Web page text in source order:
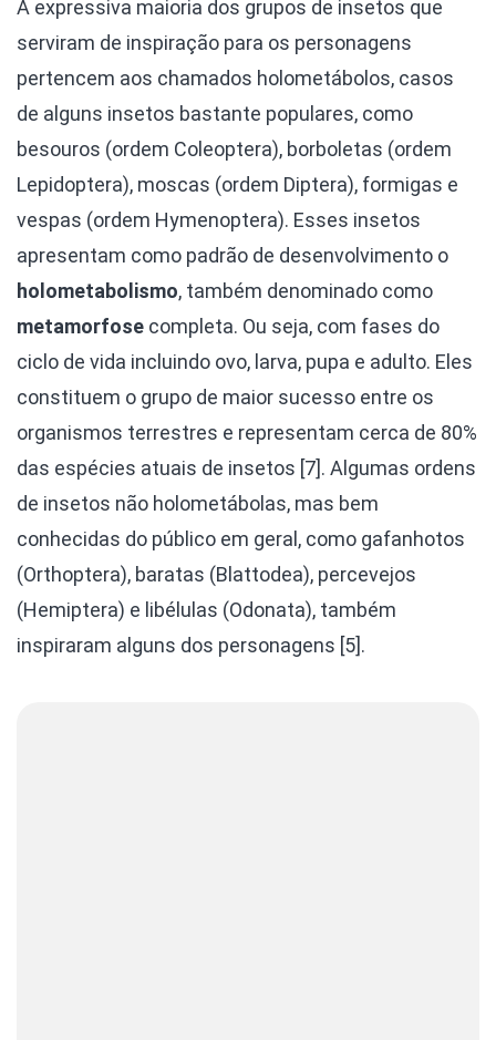
A expressiva maioria dos grupos de insetos que
serviram de inspiração para os personagens
pertencem aos chamados holometábolos, casos
de alguns insetos bastante populares, como
besouros (ordem Coleoptera), borboletas (ordem
Lepidoptera), moscas (ordem Diptera), formigas e
vespas (ordem Hymenoptera). Esses insetos
apresentam como padrão de desenvolvimento o
holometabolismo, também denominado como
metamorfose completa. Ou seja, com fases do
ciclo de vida incluindo ovo, larva, pupa e adulto. Eles
constituem o grupo de maior sucesso entre os
organismos terrestres e representam cerca de 80%
das espécies atuais de insetos [7]. Algumas ordens
de insetos não holometábolas, mas bem
conhecidas do público em geral, como gafanhotos
(Orthoptera), baratas (Blattodea), percevejos
(Hemiptera) e libélulas (Odonata), também
inspiraram alguns dos personagens [5].